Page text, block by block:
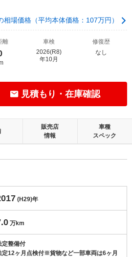
相場価格（平均本体価格：107万円）
離
車検
2026(R8)
年10月
修復歴
なし
見積もり・在庫確認
販売店
情報
車種
スペック
(H29)年
万km
定整備付
定12ヶ月点検付※貨物など一部車両は6ヶ月